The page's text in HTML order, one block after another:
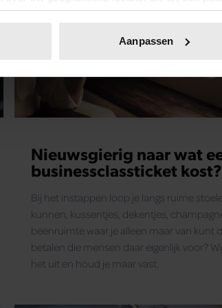
door het actief te scannen op specifieke
of intrekken in de Cookieverklaring.
en advertenties te personaliseren, om
Ook delen we informatie over uw gebruik
Deze partners kunnen deze gegevens
Aanpassen
Nieuwsgierig naar wat
businessclassticket
Bij het instappen loop je langs ruime
kunnen, kussentjes, dekentjes,
beenruimte waar je alleen maar van kunt
betalen die mensen daar eigenlijk voor?
het uit en houd je maar vast.